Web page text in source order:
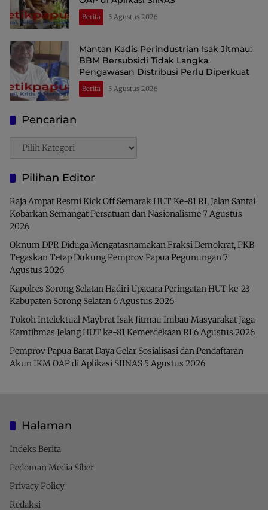
Berita 5 Agustus 2026
Mantan Kadis Perindustrian Isak Jitmau:
BBM Bersubsidi Tidak Langka,
Pengawasan Distribusi Perlu Diperkuat
Berita 5 Agustus 2026
Pencarian
Pencarian
Pilihan Editor
Raja Ampat Resmi Kick Off Semarak HUT Ke-81 RI, Jalan Santai
Kobarkan Semangat Persatuan dan Nasionalisme7 Agustus
2026
Oknum DPR Diduga Mengatasnamakan Fraksi Demokrat, PKB
Tegaskan Tetap Dukung Pemprov Papua Pegunungan 7
Agustus 2026
Kapolres Sorong Selatan Hadiri Upacara Peringatan HUT ke-23
Kabupaten Sorong Selatan 6 Agustus 2026
Tokoh Intelektual Maybrat Isak Jitmau Imbau Masyarakat Jaga
Kamtibmas Jelang HUT ke-81 Kemerdekaan RI 6 Agustus 2026
Pemprov Papua Barat Daya Gelar Sosialisasi dan Pendaftaran
Akun IKM OAP di Aplikasi SIINAS 5 Agustus 2026
Halaman
Indeks Berita
Pedoman Media Siber
Privacy Policy
Redaksi